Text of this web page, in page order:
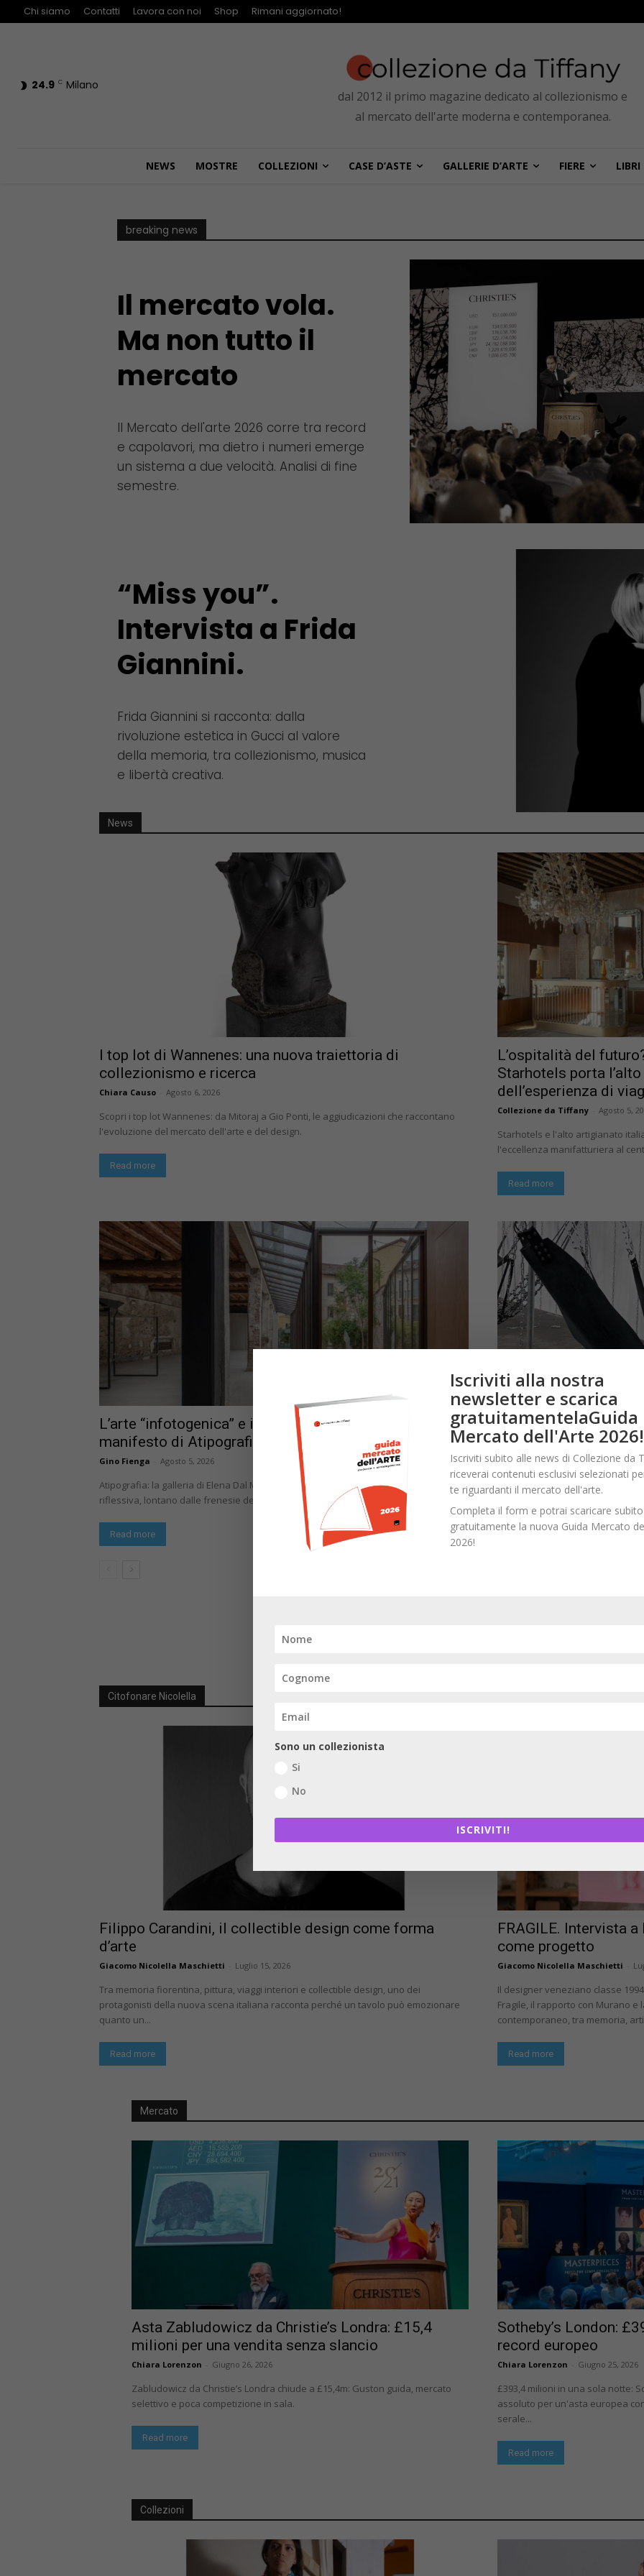
Chi siamo Contatti Lavora con noi Shop Rimani aggiornato!
24.9 C Milano
dal 2012 il primo magazine dedicato al collezionismo e
al mercato dell'arte moderna e contemporanea.
NEWS MOSTRE COLLEZIONI CASE D’ASTE GALLERIE D’ARTE FIERE LIBRI
breaking news
Il mercato vola.
Ma non tutto il
mercato
Il Mercato dell'arte 2026 corre tra record
e capolavori, ma dietro i numeri emerge
un sistema a due velocità. Analisi di fine
semestre.
“Miss you”.
Intervista a Frida
Giannini.
Frida Giannini si racconta: dalla
rivoluzione estetica in Gucci al valore
della memoria, tra collezionismo, musica
e libertà creativa.
News
I top lot di Wannenes: una nuova traiettoria di
collezionismo e ricerca
Chiara Causo Agosto 6, 2026
Scopri i top lot Wannenes: da Mitoraj a Gio Ponti, le aggiudicazioni che raccontano
l'evoluzione del mercato dell'arte e del design.
Read more
L’ospitalità del
Starhotels porta
dell’esperienza di
Collezione da Tiffany Agosto 5,
Starhotels e l'alto artigianato
l'eccellenza manifatturiera al
Read more
L’arte “infotogenica” e il tempo della contemplazione: il
manifesto di Atipografia
Gino Fienga Agosto 5, 2026
Atipografia: la galleria di Elena Dal Molin che promuove un'arte "infotogenica" e
riflessiva, lontano dalle frenesie del mercato digitale.
Read more
Alida Priori: Teoria
Giacomo Nicolella Maschietti -
Alida Priori e UNLØCK: un
per superare i confini cronologici
Read more
Citofonare Nicolella
Filippo Carandini, il collectible design come forma
d’arte
Giacomo Nicolella Maschietti Luglio 15, 2026
Tra memoria fiorentina, pittura, viaggi interiori e collectible design, uno dei
protagonisti della nuova scena italiana racconta perché un tavolo può emozionare
quanto un...
Read more
FRAGILE. Intervista
come progetto
Giacomo Nicolella Maschietti
Il designer veneziano classe
Fragile, il rapporto con Murano
contemporaneo, tra memoria,
Read more
Mercato
Asta Zabludowicz da Christie’s Londra: £15,4
milioni per una vendita senza slancio
Chiara Lorenzon Giugno 26, 2026
Zabludowicz da Christie’s Londra chiude a £15,4m: Guston guida, mercato
selettivo e poca competizione in sala.
Read more
Sotheby’s London:
record europeo
Chiara Lorenzon Giugno 25, 2026
£393,4 milioni in una sola notte:
assoluto per un'asta europea
serale...
Read more
Collezioni
Iscriviti alla nostra
newsletter e scarica
gratuitamentelaGuida
Mercato dell'Arte 2026!
Iscriviti subito alle news di Collezione da
riceverai contenuti esclusivi selezionati
te riguardanti il mercato dell'arte.
Completa il form e potrai scaricare subito
gratuitamente la nuova Guida Mercato
2026!
Sono un collezionista
Si
No
ISCRIVITI!